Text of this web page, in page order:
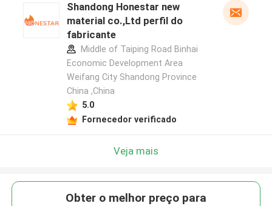
Shandong Honestar new
material co.,Ltd perfil do
fabricante
Middle of Taiping Road Binhai
Economic Development Area
Weifang City Shandong Province
China ,China
5.0
Fornecedor verificado
Veja mais
Obter o melhor preço para